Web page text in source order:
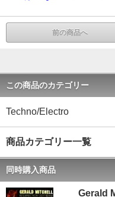
前の商品へ
この商品のカテゴリー
Techno/Electro
商品カテゴリー一覧
同時購入商品
Gerald